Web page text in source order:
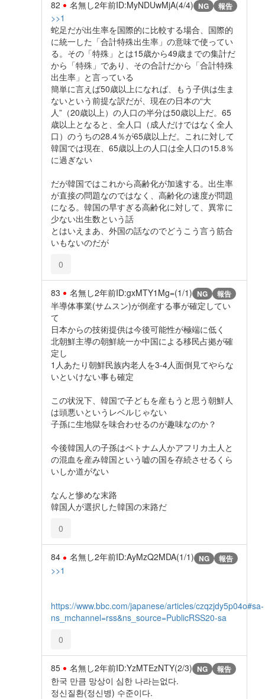
82 名無し2年前ID:MyNDUwMjA(4/4) NG 報告
>>1
蛇足だが出生率を国際的に比較する場合、国際的
に統一した「合計特殊出生率」の意味で使ってい
る。その「特殊」とは15歳から49歳までの集計だ
から「特殊」であり、その合計だから「合計特殊
出生率」と言っている
簡単に言えば50歳以上になれば、もう子供は生ま
ないという前提な訳だが、現在の日本の“大
人”（20歳以上）の人口の半分は50歳以上だ。65
歳以上となると、全人口（成人だけではなく全人
口）のうちの28.4％が65歳以上だ。これに対して
韓国では現在、65歳以上の人口は全人口の15.8％
に過ぎない
だが韓国ではこれから高齢化が加速する。出生率
が直接の問題なのではなく、高齢化の速度が問題
になる。韓国の早すぎる高齢化に対して、異常に
少ない出生数という話
とはいえまあ、外国の話なのでどうこう言う筋合
いもないのだが
0
83 名無し2年前ID:gxMTY1Mg=(1/1) NG 報告
半導体事業(サムスン)が倒産する事が確定してい
て
日本からの技術提供は今後可能性が極端に低く
北朝鮮主導の朝鮮統一か中国による移民占拠が確
定し
1人あたり朝鮮民族内老人を3-4人面倒見てやらな
いといけない事も確定
この状況下、韓国で子どもを産もうと思う朝鮮人
は頭悪いというレベルじゃない
子孫に生地獄を味合わせるのが趣味なのか？
今後韓国人の子孫はベトナム人かアフリカ土人と
の混血を産み韓国という嘘の国を存続させるくら
いしか道がない
なんと惨めな末路
韓国人が選択した韓国の末路だ
0
84 名無し2年前ID:AyMzQ2MDA(1/1) NG 報告
>>1
https://www.bbc.com/japanese/articles/czqzjdy5p04o#sa-
ns_mchannel=rss&ns_source=PublicRSS20-sa
0
85 名無し2年前ID:YzMTEzNTY(2/3) NG 報告
한국 만큼 망상이 심한 나라는없다.
정신질환(정신병) 수준이다.